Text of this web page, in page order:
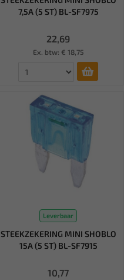
7,5A (5 ST) BL-SF7975
22,69
Ex. btw: € 18,75
Leverbaar
STEEKZEKERING MINI SHOBLO
15A (5 ST) BL-SF7915
10,77